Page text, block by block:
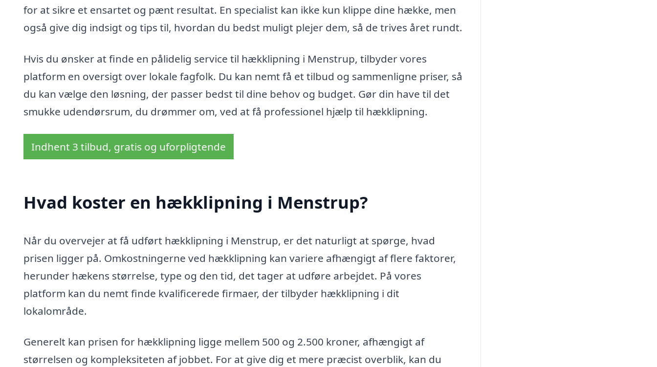
for at sikre et ensartet og pænt resultat. En specialist kan ikke kun klippe dine hække, men
også give dig indsigt og tips til, hvordan du bedst muligt plejer dem, så de trives året rundt.
Hvis du ønsker at finde en pålidelig service til hækklipning i Menstrup, tilbyder vores
platform en oversigt over lokale fagfolk. Du kan nemt få et tilbud og sammenligne priser, så
du kan vælge den løsning, der passer bedst til dine behov og budget. Gør din have til det
smukke udendørsrum, du drømmer om, ved at få professionel hjælp til hækklipning.
Indhent 3 tilbud, gratis og uforpligtende
Hvad koster en hækklipning i Menstrup?
Når du overvejer at få udført hækklipning i Menstrup, er det naturligt at spørge, hvad
prisen ligger på. Omkostningerne ved hækklipning kan variere afhængigt af flere faktorer,
herunder hækens størrelse, type og den tid, det tager at udføre arbejdet. På vores
platform kan du nemt finde kvalificerede firmaer, der tilbyder hækklipning i dit
lokalområde.
Generelt kan prisen for hækklipning ligge mellem 500 og 2.500 kroner, afhængigt af
størrelsen og kompleksiteten af jobbet. For at give dig et mere præcist overblik, kan du